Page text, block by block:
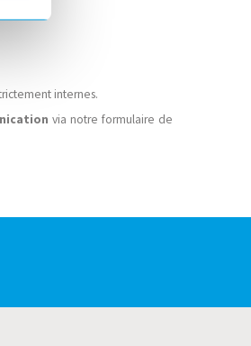
internes.
via notre formulaire de